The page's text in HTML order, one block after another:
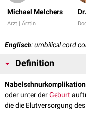
Michael Melchers
Arzt | Ärztin
Englisch: umbilical cord
Definition
oder unter derGeburt
die die Blutversorgung des